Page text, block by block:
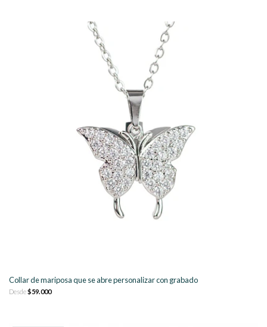
Collar de mariposa que se abre personalizar con grabado
Desde$59.000